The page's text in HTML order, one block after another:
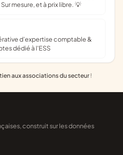
mesure, et à prix libre. 💡
dédié à l'ESS
aux associations du secteur !